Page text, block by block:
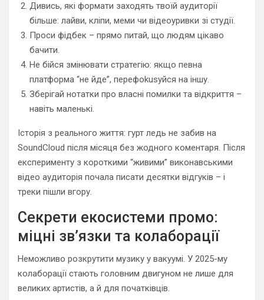
Дивись, які формати заходять твоїй аудиторії
більше: лайви, кліпи, меми чи відеоуривки зі студії.
Проси фідбек – прямо питай, що людям цікаво
бачити.
Не бійся змінювати стратегію: якщо певна
платформа “не йде”, перефokusуйся на іншу.
Зберігай нотатки про власні помилки та відкриття –
навіть маленькі.
Історія з реального життя: гурт ледь не забив на
SoundCloud після місяця без жодного коментаря. Після
експерименту з короткими “живими” виконавськими
відео аудиторія почала писати десятки відгуків – і
треки пішли вгору.
Секрети екосистеми промо:
міцні зв’язки та колаборації
Неможливо розкрутити музику у вакуумі. У 2025-му
колаборації стають головним двигуном не лише для
великих артистів, а й для початківців.